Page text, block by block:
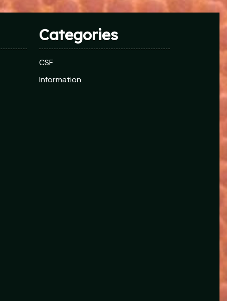
Categories
CSF
Information